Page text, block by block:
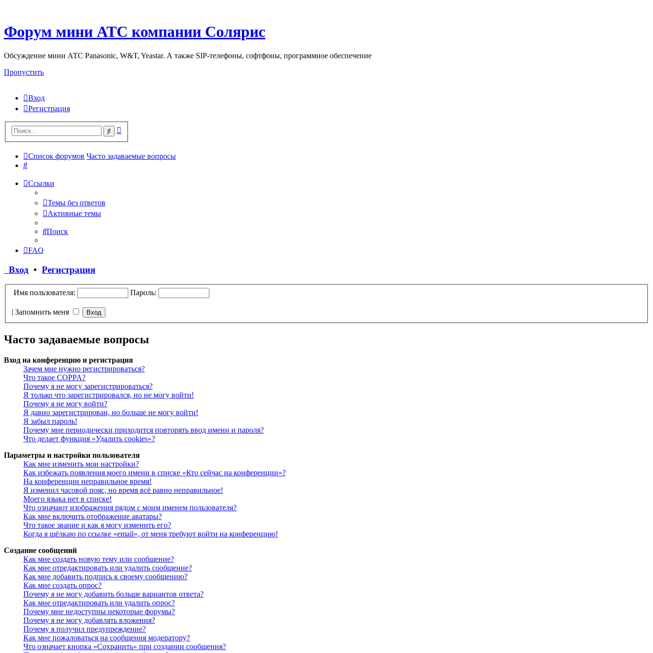
Форум мини АТС компании Солярис
Обсуждение мини АТС Panasonic, W&T, Yeastar. А также SIP-телефоны, софтфоны, программное обеспечение
Пропустить
Вход
Регистрация
Поиск
Список форумов Часто задаваемые вопросы
Поиск
Ссылки
Темы без ответов
Активные темы
Поиск
FAQ
Вход • Регистрация
Имя пользователя: Пароль:
| Запомнить меня
Часто задаваемые вопросы
Вход на конференцию и регистрация
Зачем мне нужно регистрироваться?
Что такое COPPA?
Почему я не могу зарегистрироваться?
Я только что зарегистрировался, но не могу войти!
Почему я не могу войти?
Я давно зарегистрирован, но больше не могу войти!
Я забыл пароль!
Почему мне периодически приходится повторять ввод имени и пароля?
Что делает функция «Удалить cookies»?
Параметры и настройки пользователя
Как мне изменить мои настройки?
Как избежать появления моего имени в списке «Кто сейчас на конференции»?
На конференции неправильное время!
Я изменил часовой пояс, но время всё равно неправильное!
Моего языка нет в списке!
Что означают изображения рядом с моим именем пользователя?
Как мне включить отображение аватары?
Что такое звание и как я могу изменить его?
Когда я щёлкаю по ссылке «email», от меня требуют войти на конференцию!
Создание сообщений
Как мне создать новую тему или сообщение?
Как мне отредактировать или удалить сообщение?
Как мне добавить подпись к своему сообщению?
Как мне создать опрос?
Почему я не могу добавить больше вариантов ответа?
Как мне отредактировать или удалить опрос?
Почему мне недоступны некоторые форумы?
Почему я не могу добавлять вложения?
Почему я получил предупреждение?
Как мне пожаловаться на сообщения модератору?
Что означает кнопка «Сохранить» при создании сообщения?